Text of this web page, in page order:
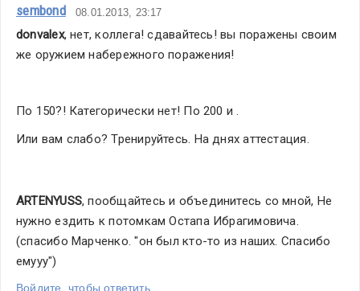
sembond 08.01.2013, 23:17
donvalex, нет, коллега! сдавайтесь! вы поражены своим
же оружием набережного поражения!
По 150?! Категорически нет! По 200 и .
Или вам слабо? Тренируйтесь. На днях аттестация.
ARTENYUSS, пообщайтесь и объединитесь со мной, Не
нужно ездить к потомкам Остапа Ибрагимовича.
(спасибо Марченко. "он был кто-то из наших. Спасибо
емууу")
Войдите, чтобы ответить